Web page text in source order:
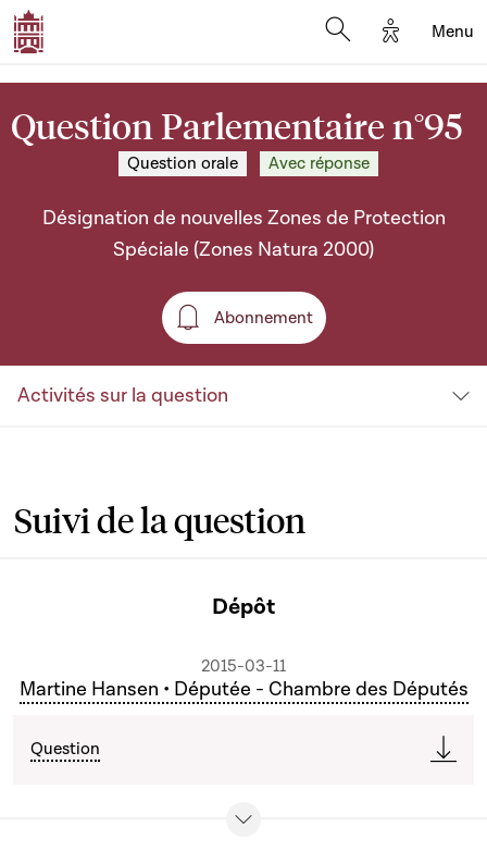
Options
Menu
Question Parlementaire n°95
Question orale Avec réponse
Désignation de nouvelles Zones de Protection
Spéciale (Zones Natura 2000)
Abonnement
Abonnement
Activités sur la question
Suivi de la question
Dépôt
2015-03-11
Martine Hansen • Députée - Chambre des Députés
Question